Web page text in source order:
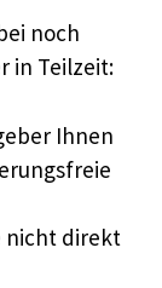
noch
in Teilzeit:
Ihnen
nicht direkt